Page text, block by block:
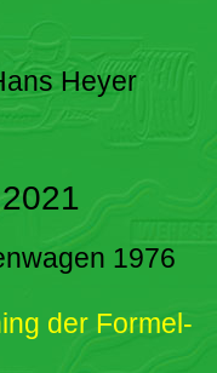
Heyer
1976
der Formel-